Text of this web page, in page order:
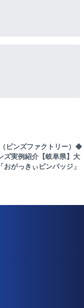
ピンズファクトリー）◆
実例紹介【岐阜県】大
がっきぃピンバッジ」